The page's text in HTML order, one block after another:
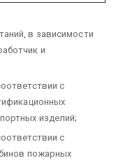
в зависимости
и
с
изделий;
с
пожарных